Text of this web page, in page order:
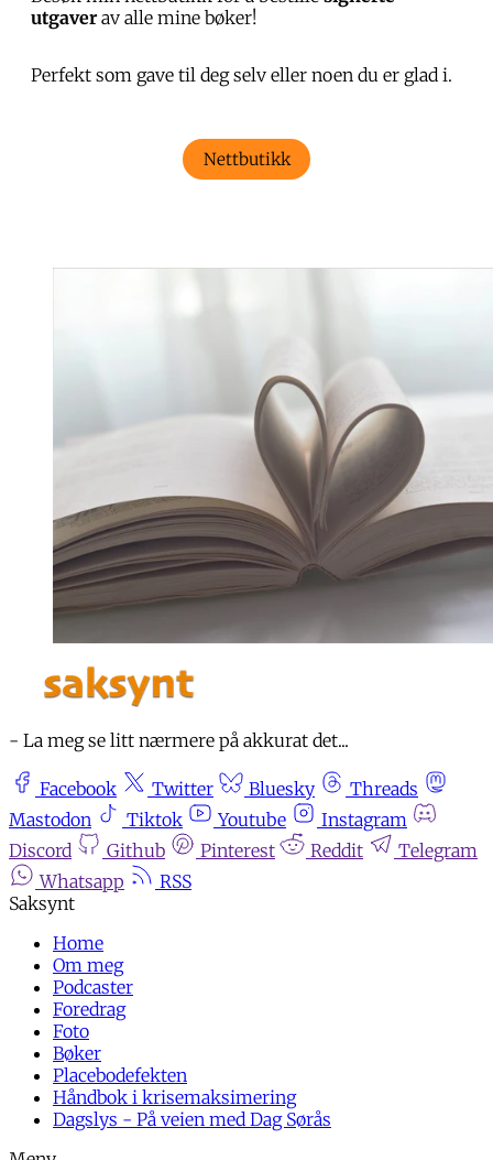
utgaverav alle mine bøker!
Perfekt som gave til deg selv eller noen du er glad i.
Nettbutikk
- La meg se litt nærmere på akkurat det...
Facebook Twitter Bluesky
Threads
Mastodon
Tiktok Youtube
Instagram
Discord
Github Pinterest Reddit
Telegram
Whatsapp
RSS
Home
Om meg
Podcaster
Foredrag
Foto
Bøker
Placebodefekten
Håndbok i krisemaksimering
Dagslys - På veien med Dag Sørås